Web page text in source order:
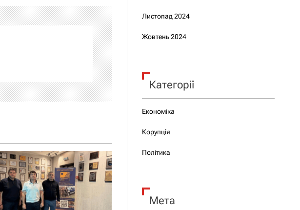
Листопад 2024
Жовтень 2024
Категорії
Економіка
Корупція
Політика
Мета